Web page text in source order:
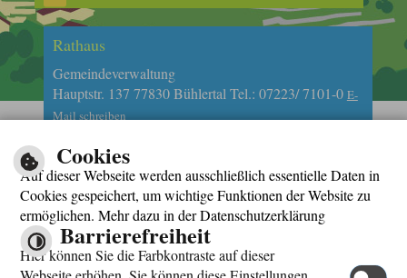
Rathaus
Gemeindeverwaltung
Hauptstr. 137 77830 Bühlertal Tel.: 07223/ 7101-0 E-
Mail schreiben
Impressum
Datenschutzerklärung
Cookies
Auf dieser Webseite werden ausschließlich essentielle Daten in
Cookies gespeichert, um wichtige Funktionen der Website zu
ermöglichen. Mehr dazu in der Datenschutzerklärung
Barrierefreiheit
Hier können Sie die Farbkontraste auf dieser